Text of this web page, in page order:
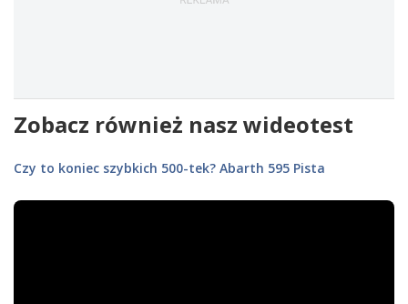
Zobacz również nasz wideotest
Czy to koniec szybkich 500-tek? Abarth 595 Pista